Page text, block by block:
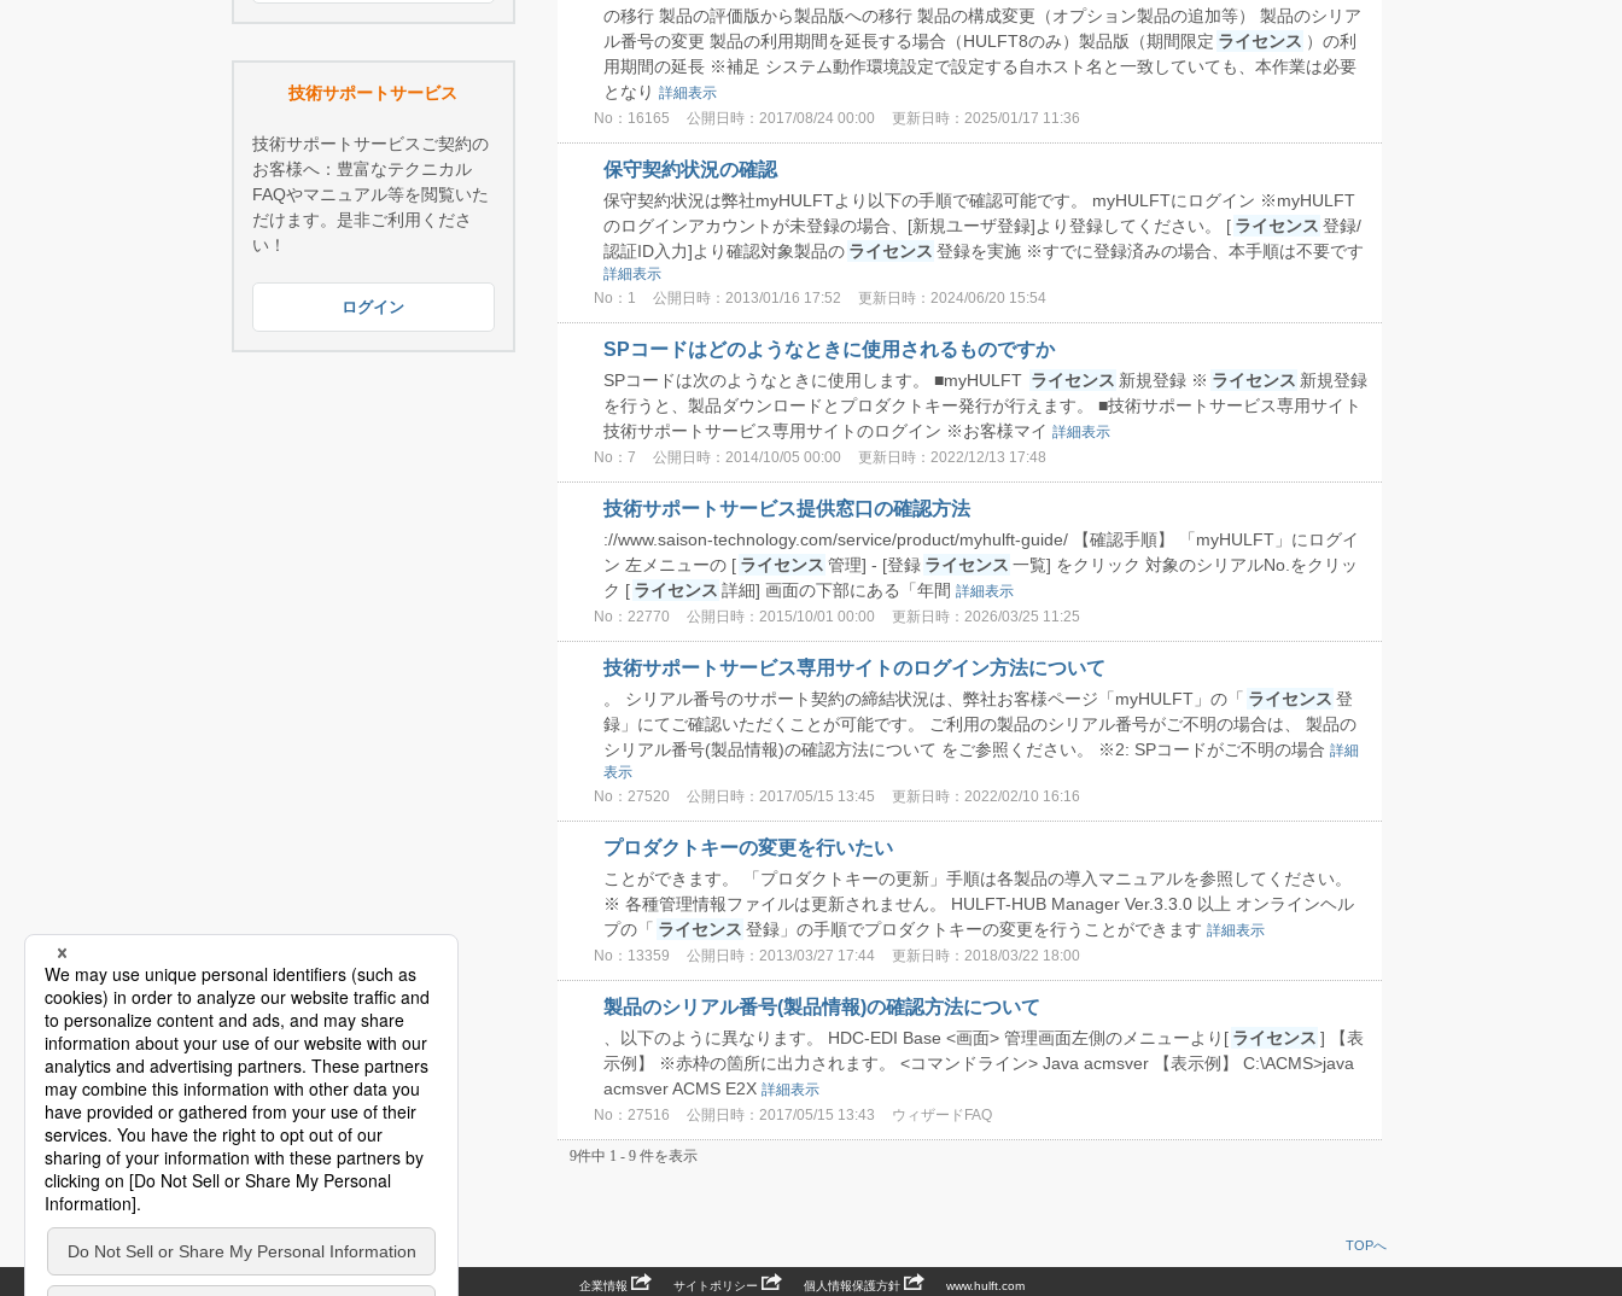
技術サポートサービス
技術サポートサービスご契約の
お客様へ：豊富なテクニカル
FAQやマニュアル等を閲覧いた
だけます。是非ご利用くださ
い！
ログイン
の移行 製品の評価版から製品版への移行 製品の構成変更（オプション製品の追加等） 製品のシリア
ル番号の変更 製品の利用期間を延長する場合（HULFT8のみ）製品版（期間限定 ライセンス ）の利
用期間の延長 ※補足 システム動作環境設定で設定する自ホスト名と一致していても、本作業は必要
となり 詳細表示
No：16165 公開日時：2017/08/24 00:00 更新日時：2025/01/17 11:36
保守契約状況の確認
保守契約状況は弊社myHULFTより以下の手順で確認可能です。 myHULFTにログイン ※myHULFT
のログインアカウントが未登録の場合、[新規ユーザ登録]より登録してください。 [ ライセンス 登録/
認証ID入力]より確認対象製品の ライセンス 登録を実施 ※すでに登録済みの場合、本手順は不要です
詳細表示
No：1 公開日時：2013/01/16 17:52 更新日時：2024/06/20 15:54
SPコードはどのようなときに使用されるものですか
SPコードは次のようなときに使用します。 ■myHULFT ライセンス 新規登録 ※ ライセンス 新規登録
を行うと、製品ダウンロードとプロダクトキー発行が行えます。 ■技術サポートサービス専用サイト
技術サポートサービス専用サイトのログイン ※お客様マイ 詳細表示
No：7 公開日時：2014/10/05 00:00 更新日時：2022/12/13 17:48
技術サポートサービス提供窓口の確認方法
://www.saison-technology.com/service/product/myhulft-guide/ 【確認手順】 「myHULFT」にログイ
ン 左メニューの [ ライセンス 管理] - [登録 ライセンス 一覧] をクリック 対象のシリアルNo.をクリッ
ク [ ライセンス 詳細] 画面の下部にある「年間 詳細表示
No：22770 公開日時：2015/10/01 00:00 更新日時：2026/03/25 11:25
技術サポートサービス専用サイトのログイン方法について
。 シリアル番号のサポート契約の締結状況は、弊社お客様ページ「myHULFT」の「 ライセンス 登
録」にてご確認いただくことが可能です。 ご利用の製品のシリアル番号がご不明の場合は、 製品の
シリアル番号(製品情報)の確認方法について をご参照ください。 ※2: SPコードがご不明の場合 詳細
表示
No：27520 公開日時：2017/05/15 13:45 更新日時：2022/02/10 16:16
プロダクトキーの変更を行いたい
ことができます。 「プロダクトキーの更新」手順は各製品の導入マニュアルを参照してください。
※ 各種管理情報ファイルは更新されません。 HULFT-HUB Manager Ver.3.3.0 以上 オンラインヘル
プの「 ライセンス 登録」の手順でプロダクトキーの変更を行うことができます 詳細表示
No：13359 公開日時：2013/03/27 17:44 更新日時：2018/03/22 18:00
製品のシリアル番号(製品情報)の確認方法について
、以下のように異なります。 HDC-EDI Base <画面> 管理画面左側のメニューより[ ライセンス ] 【表
示例】 ※赤枠の箇所に出力されます。 <コマンドライン> Java acmsver 【表示例】 C:\ACMS>java
acmsver ACMS E2X 詳細表示
No：27516 公開日時：2017/05/15 13:43 ウィザードFAQ
9件中 1 - 9 件を表示
TOPへ
企業情報 サイトポリシー 個人情報保護方針 www.hulft.com